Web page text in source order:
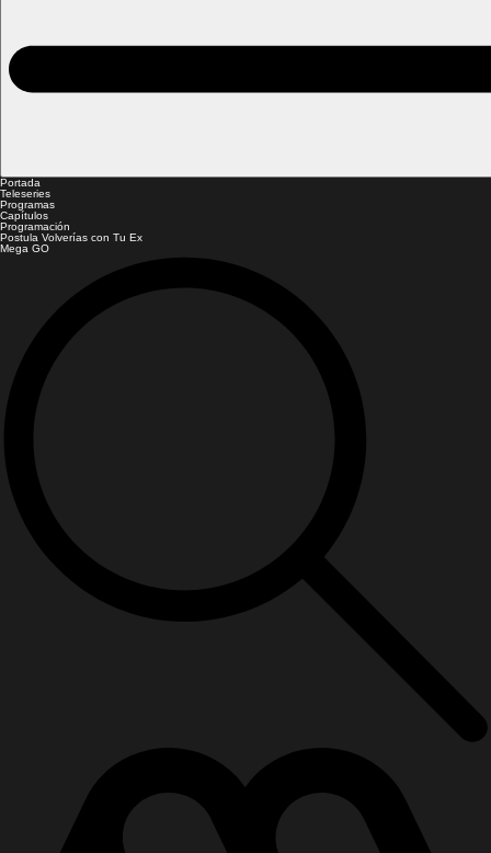
Portada
Teleseries
Programas
Capítulos
Programación
Postula Volverías con Tu Ex
Mega GO